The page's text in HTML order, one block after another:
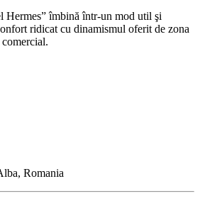
Hermes” îmbină într-un mod util şi
ridicat cu dinamismul oferit de zona
Romania